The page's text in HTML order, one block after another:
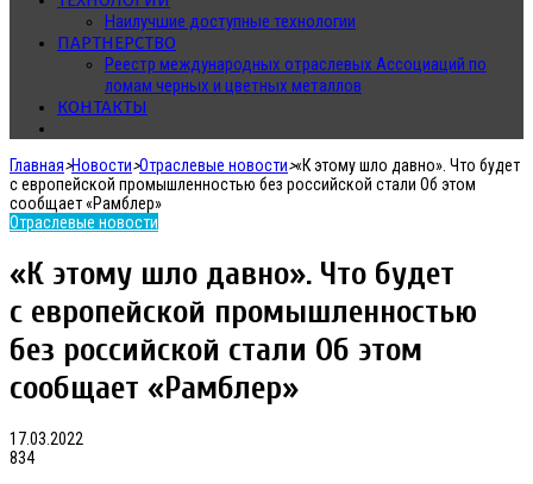
Наилучшие доступные технологии
ПАРТНЕРСТВО
Реестр международных отраслевых Ассоциаций по
ломам черных и цветных металлов
КОНТАКТЫ
Главная>Новости>Отраслевые новости>«К этому шло давно». Что будет
с европейской промышленностью без российской стали Об этом
сообщает «Рамблер»
Отраслевые новости
«К этому шло давно». Что будет
с европейской промышленностью
без российской стали Об этом
сообщает «Рамблер»
17.03.2022
834